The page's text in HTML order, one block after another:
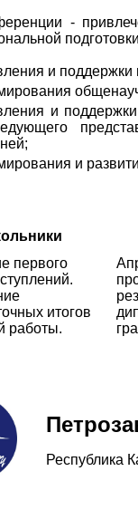
-
и поддержки
и
и
первого
итогов
работы.
Республика